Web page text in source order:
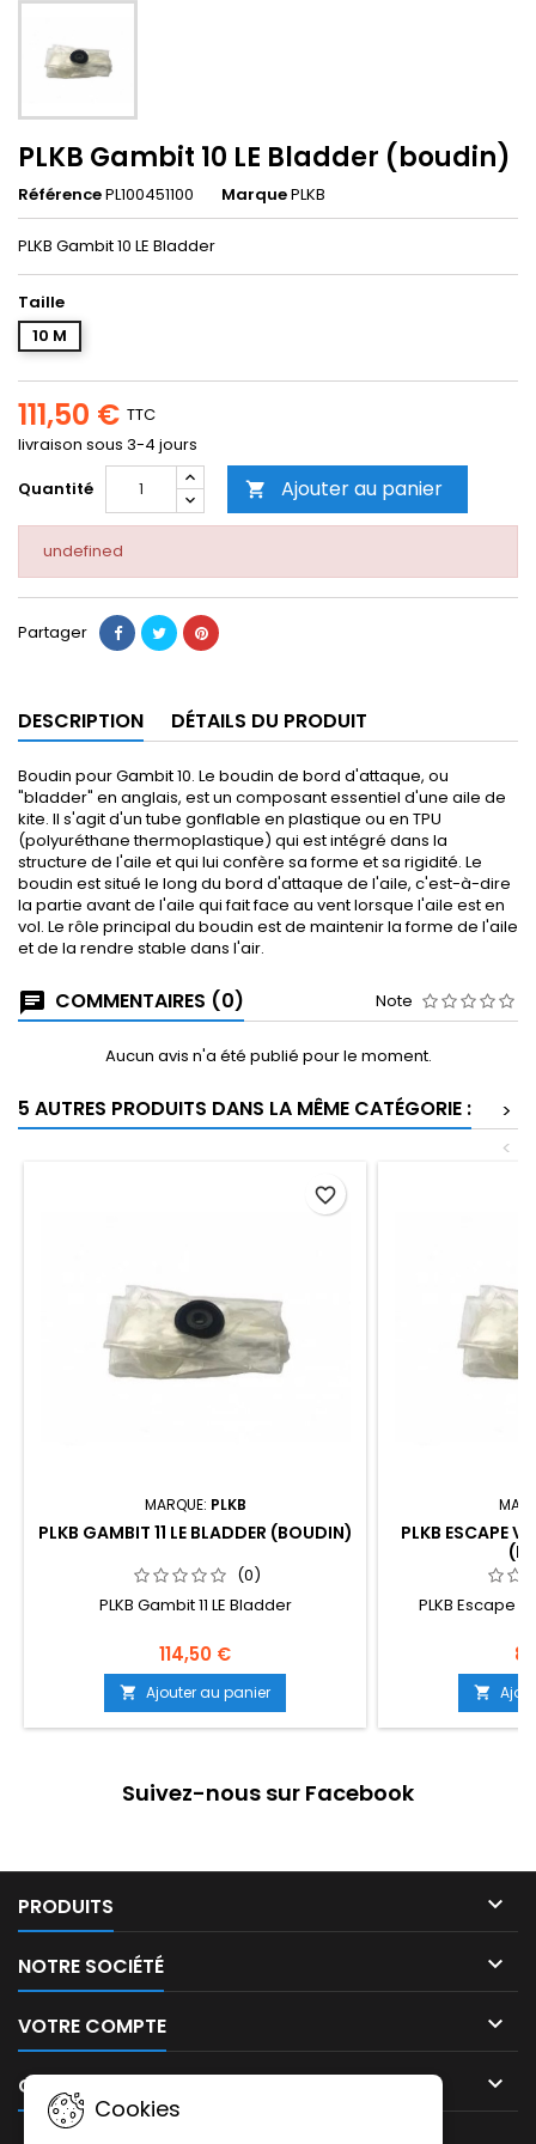
PLKB Gambit 10 LE Bladder (boudin)
RéférencePL100451100 MarquePLKB
PLKB Gambit 10 LE Bladder
Taille
10 M
111,50 € TTC
livraison sous 3-4 jours
Quantité
 Ajouter au panier
undefined
Partager
DESCRIPTION DÉTAILS DU PRODUIT
Boudin pour Gambit 10. Le boudin de bord d'attaque, ou
"bladder" en anglais, est un composant essentiel d'une aile de
kite. Il s'agit d'un tube gonflable en plastique ou en TPU
(polyuréthane thermoplastique) qui est intégré dans la
structure de l'aile et qui lui confère sa forme et sa rigidité. Le
boudin est situé le long du bord d'attaque de l'aile, c'est-à-dire
la partie avant de l'aile qui fait face au vent lorsque l'aile est en
vol. Le rôle principal du boudin est de maintenir la forme de l'aile
et de la rendre stable dans l'air.
COMMENTAIRES (0) Note
Aucun avis n'a été publié pour le moment.
5 AUTRES PRODUITS DANS LA MÊME CATÉGORIE :
>
<
MARQUE: PLKB
PLKB GAMBIT 11 LE BLADDER (BOUDIN)
(0)
PLKB Gambit 11 LE Bladder
114,50 €
 Ajouter au panier
favorite_border
PLKB ESCAPE
PLKB Escape

Suivez-nous sur Facebook
PRODUITS 
NOTRE SOCIÉTÉ 
VOTRE COMPTE 
CONTACT 
Cookies